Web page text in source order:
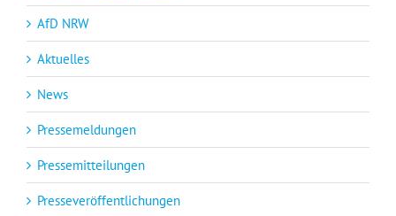
AfD NRW
Aktuelles
News
Pressemeldungen
Pressemitteilungen
Presseveröffentlichungen